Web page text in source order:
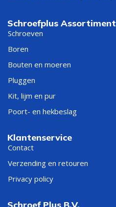
Schroefplus Assortiment
Schroeven
Boren
Bouten en moeren
Pluggen
Kit, lijm en pur
Poort- en hekbeslag
Klantenservice
Contact
Verzending en retouren
Privacy policy
Schroef Plus B.V.